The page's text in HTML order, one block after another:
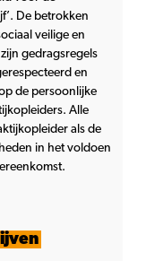
De betrokken
veilige en
gedragsregels
en
de persoonlijke
Alle
als de
in het voldoen